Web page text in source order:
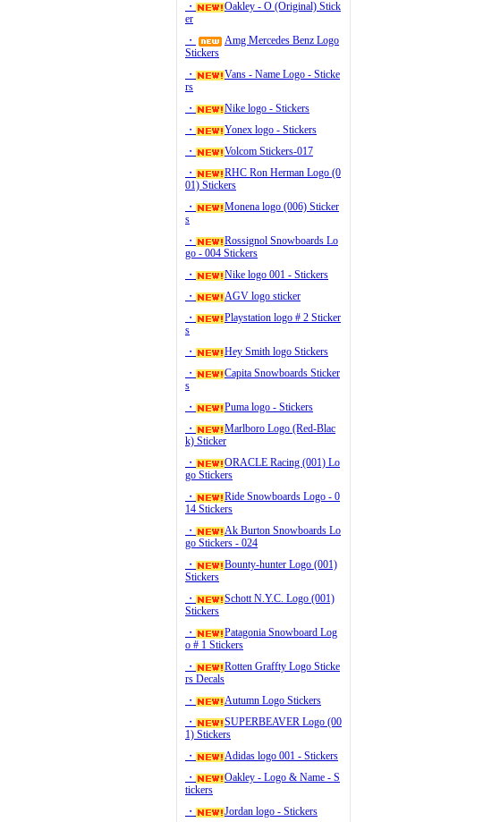
・
Oakley - O (Original) Stick
er
・
Amg Mercedes Benz Logo
Stickers
・
Vans - Name Logo - Sticke
rs
・
Nike logo - Stickers
・
Yonex logo - Stickers
・
Volcom Stickers-017
・
RHC Ron Herman Logo (0
01) Stickers
・
Monena logo (006) Sticker
s
・
Rossignol Snowboards Lo
go - 004 Stickers
・
Nike logo 001 - Stickers
・
AGV logo sticker
・
Playstation logo # 2 Sticker
s
・
Hey Smith logo Stickers
・
Capita Snowboards Sticker
s
・
Puma logo - Stickers
・
Marlboro Logo (Red-Blac
k) Sticker
・
ORACLE Racing (001) Lo
go Stickers
・
Ride Snowboards Logo - 0
14 Stickers
・
Ak Burton Snowboards Lo
go Stickers - 024
・
Bounty-hunter Logo (001)
Stickers
・
Schott N.Y.C. Logo (001)
Stickers
・
Patagonia Snowboard Log
o # 1 Stickers
・
Rotten Graffty Logo Sticke
rs Decals
・
Autumn Logo Stickers
・
SUPERBEAVER Logo (00
1) Stickers
・
Adidas logo 001 - Stickers
・
Oakley - Logo & Name - S
tickers
・
Jordan logo - Stickers